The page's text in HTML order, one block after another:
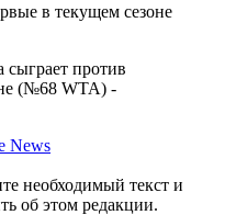
в текущем сезоне
против
(№68 WTA) -
News
необходимый текст и
об этом редакции.